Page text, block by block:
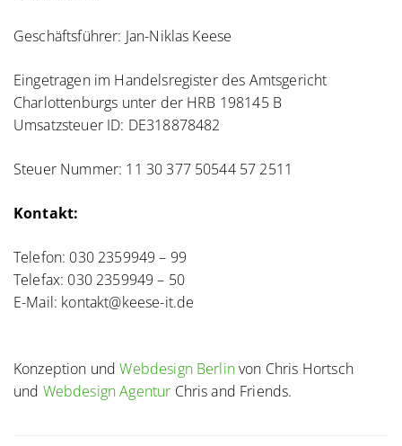
Geschäftsführer: Jan-Niklas Keese
Eingetragen im Handelsregister des Amtsgericht
Charlottenburgs unter der HRB 198145 B
Umsatzsteuer ID: DE318878482
Steuer Nummer: 11 30 377 50544 57 2511
Kontakt:
Telefon: 030 2359949 – 99
Telefax: 030 2359949 – 50
E-Mail: kontakt@keese-it.de
Konzeption undWebdesign Berlinvon Chris Hortsch
und Webdesign Agentur Chris and Friends.